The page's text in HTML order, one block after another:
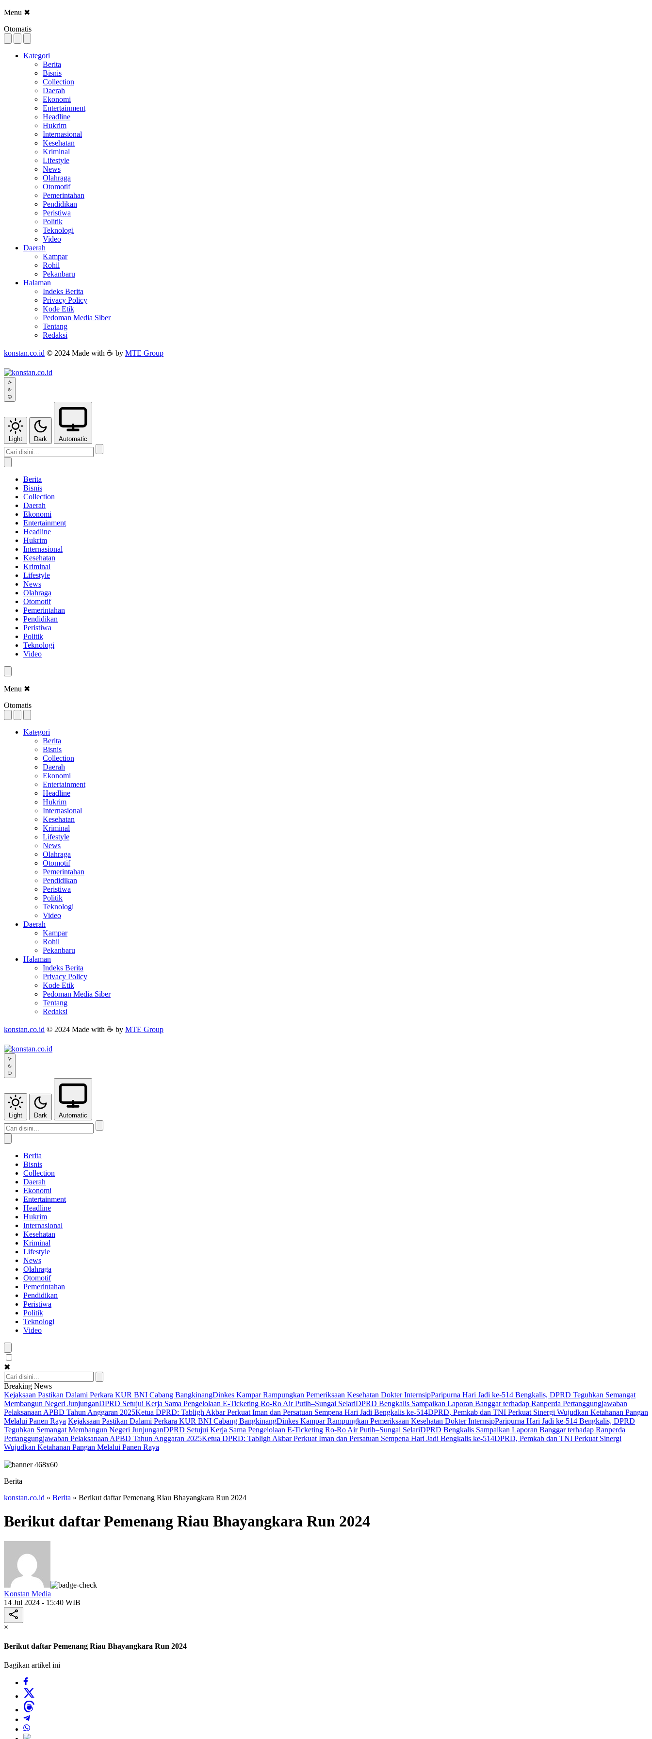
Menu ✖
Otomatis
Kategori
Berita
Bisnis
Collection
Daerah
Ekonomi
Entertainment
Headline
Hukrim
Internasional
Kesehatan
Kriminal
Lifestyle
News
Olahraga
Otomotif
Pemerintahan
Pendidikan
Peristiwa
Politik
Teknologi
Video
Daerah
Kampar
Rohil
Pekanbaru
Halaman
Indeks Berita
Privacy Policy
Kode Etik
Pedoman Media Siber
Tentang
Redaksi
konstan.co.id © 2024 Made with ☕ by MTE Group
Light Dark Automatic
Berita
Bisnis
Collection
Daerah
Ekonomi
Entertainment
Headline
Hukrim
Internasional
Kesehatan
Kriminal
Lifestyle
News
Olahraga
Otomotif
Pemerintahan
Pendidikan
Peristiwa
Politik
Teknologi
Video
Menu ✖
Otomatis
Kategori
Berita
Bisnis
Collection
Daerah
Ekonomi
Entertainment
Headline
Hukrim
Internasional
Kesehatan
Kriminal
Lifestyle
News
Olahraga
Otomotif
Pemerintahan
Pendidikan
Peristiwa
Politik
Teknologi
Video
Daerah
Kampar
Rohil
Pekanbaru
Halaman
Indeks Berita
Privacy Policy
Kode Etik
Pedoman Media Siber
Tentang
Redaksi
konstan.co.id © 2024 Made with ☕ by MTE Group
Light Dark Automatic
Berita
Bisnis
Collection
Daerah
Ekonomi
Entertainment
Headline
Hukrim
Internasional
Kesehatan
Kriminal
Lifestyle
News
Olahraga
Otomotif
Pemerintahan
Pendidikan
Peristiwa
Politik
Teknologi
Video
✖
Breaking News
Kejaksaan Pastikan Dalami Perkara KUR BNI Cabang BangkinangDinkes Kampar Rampungkan Pemeriksaan Kesehatan Dokter InternsipParipurna Hari Jadi ke-514 Bengkalis, DPRD Teguhkan Semangat
Membangun Negeri JunjunganDPRD Setujui Kerja Sama Pengelolaan E-Ticketing Ro-Ro Air Putih–Sungai SelariDPRD Bengkalis Sampaikan Laporan Banggar terhadap Ranperda Pertanggungjawaban
Pelaksanaan APBD Tahun Anggaran 2025Ketua DPRD: Tabligh Akbar Perkuat Iman dan Persatuan Sempena Hari Jadi Bengkalis ke-514DPRD, Pemkab dan TNI Perkuat Sinergi Wujudkan Ketahanan Pangan
Melalui Panen Raya Kejaksaan Pastikan Dalami Perkara KUR BNI Cabang BangkinangDinkes Kampar Rampungkan Pemeriksaan Kesehatan Dokter InternsipParipurna Hari Jadi ke-514 Bengkalis, DPRD
Teguhkan Semangat Membangun Negeri JunjunganDPRD Setujui Kerja Sama Pengelolaan E-Ticketing Ro-Ro Air Putih–Sungai SelariDPRD Bengkalis Sampaikan Laporan Banggar terhadap Ranperda
Pertanggungjawaban Pelaksanaan APBD Tahun Anggaran 2025Ketua DPRD: Tabligh Akbar Perkuat Iman dan Persatuan Sempena Hari Jadi Bengkalis ke-514DPRD, Pemkab dan TNI Perkuat Sinergi
Wujudkan Ketahanan Pangan Melalui Panen Raya
Berita
konstan.co.id » Berita » Berikut daftar Pemenang Riau Bhayangkara Run 2024
Berikut daftar Pemenang Riau Bhayangkara Run 2024
Konstan Media
14 Jul 2024 - 15:40 WIB
×
Berikut daftar Pemenang Riau Bhayangkara Run 2024
Bagikan artikel ini